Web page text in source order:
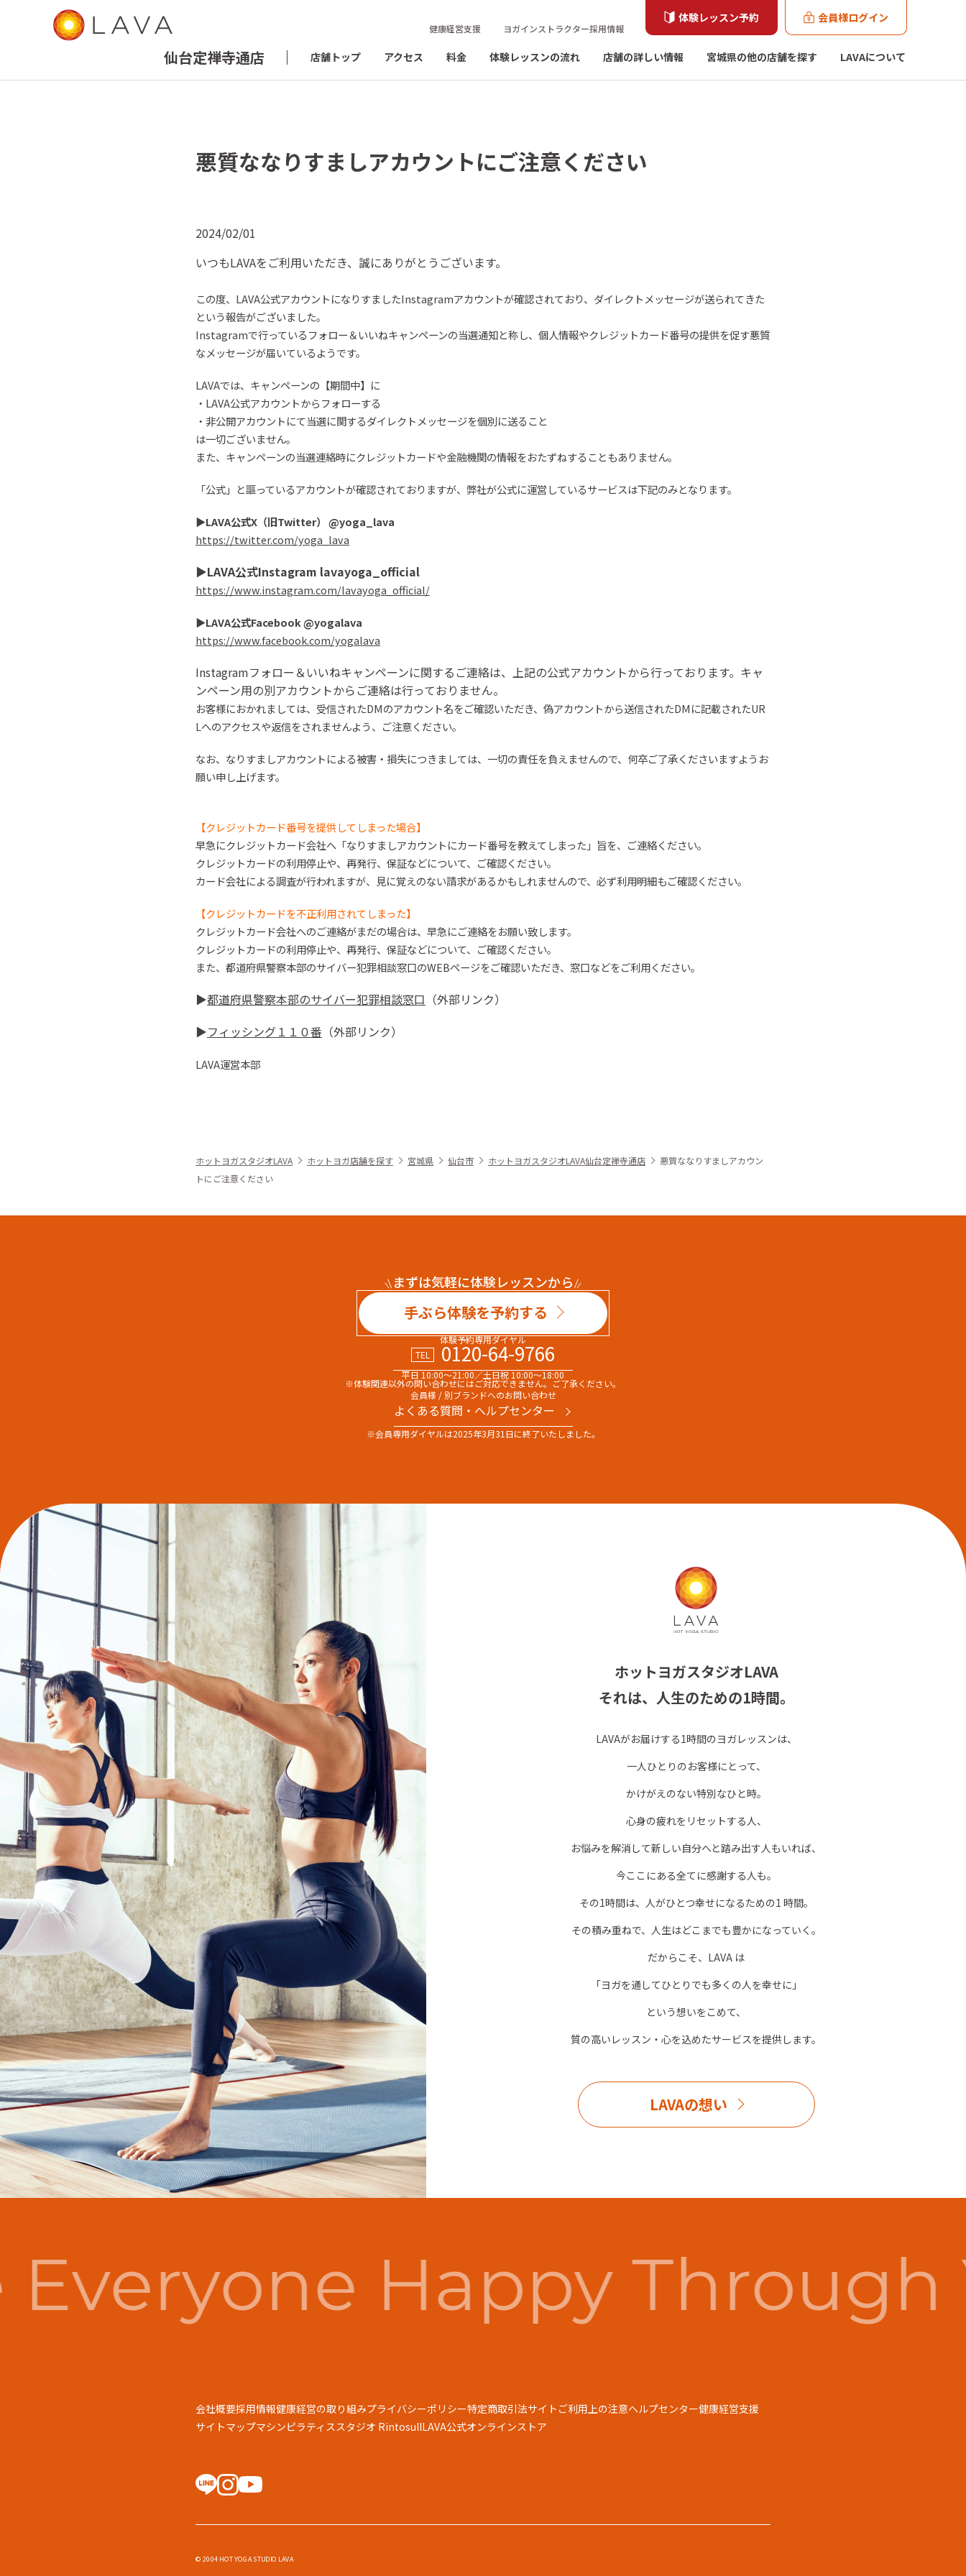
健康経営支援 ヨガインストラクター採用情報
体験レッスン予約 会員様ログイン
仙台定禅寺通店 店舗トップ アクセス 料金 体験レッスンの流れ 店舗の詳しい情報 宮城県の他の店舗を探す LAVAについて
悪質ななりすましアカウントにご注意ください
2024/02/01
いつもLAVAをご利用いただき、誠にありがとうございます。
この度、 LAVA公式アカウントになりすましたInstagramアカウントが確認されており、ダイレクトメッセージが送られてきた
という報告がございました。
Instagramで行っているフォロー＆いいねキャンペーンの当選通知と称し、個人情報やクレジットカード番号の提供を促す悪質
なメッセージが届いているようです。
LAVAでは、キャンペーンの【期間中】に
・LAVA公式アカウントからフォローする
・ 非公開アカウントにて当選に関するダイレクトメッセージを個別に送ること
は一切ございません。
また、 キャンペーンの当選連絡時にクレジットカードや金融機関の情報をおたずねすることもありません。
「公式」と謳っているアカウントが確認されておりますが、 弊社が公式に運営しているサービスは下記のみとなります。
▶︎LAVA公式X（旧Twitter） @yoga_lava
https://twitter.com/yoga_lava
▶︎LAVA公式Instagram lavayoga_official
https://www.instagram.com/lavayoga_official/
▶︎LAVA公式Facebook@yogalava
https://www.facebook.com/yogalava
Instagramフォロー＆いいねキャンペーンに関するご連絡は、上記の公式アカウントから行っております。キャ
ンペーン用の別アカウントからご連絡は行っておりません。
お客様におかれましては、受信されたDMのアカウント名をご確認いただき、偽アカウントから送信されたDMに記載されたUR
Lへのアクセスや返信をされませんよう、ご注意ください。
なお、なりすましアカウントによる被害・損失につきましては、一切の責任を負えませんので、 何卒ご了承くださいますようお
願い申し上げます。
【クレジットカード番号を提供してしまった場合】
早急にクレジットカード会社へ「なりすましアカウントにカード番号を教えてしまった」旨を、ご連絡ください。
クレジットカードの利用停止や、再発行、保証などについて、ご確認ください。
カード会社による調査が行われますが、見に覚えのない請求があるかもしれませんので、必ず利用明細もご確認ください。
【クレジットカードを不正利用されてしまった】
クレジットカード会社へのご連絡がまだの場合は、早急にご連絡をお願い致します。
クレジットカードの利用停止や、再発行、保証などについて、ご確認ください。
また、都道府県警察本部のサイバー犯罪相談窓口のWEBページをご確認いただき、窓口などをご利用ください。
▶︎都道府県警察本部のサイバー犯罪相談窓口 （外部リンク）
▶︎フィッシング１１０番 （外部リンク）
LAVA運営本部
ホットヨガスタジオLAVA ホットヨガ店舗を探す 宮城県 仙台市 ホットヨガスタジオLAVA仙台定禅寺通店
悪質ななりすましアカウン
トにご注意ください
まずは気軽に体験レッスンから
手ぶら体験を予約する
体験予約専用ダイヤル
TEL
0120-64-9766
平日 10:00～21:00／土日祝 10:00～18:00
※体験関連以外の問い合わせにはご対応できません。ご了承ください。
会員様 / 別ブランドへのお問い合わせ
よくある質問・へルプセンター
※会員専用ダイヤルは2025年3月31日に終了いたしました。
ホットヨガスタジオLAVA
それは、人生のための1時間。
LAVAがお届けする1時間のヨガレッスンは、
一人ひとりのお客様にとって、
かけがえのない特別なひと時。
心身の疲れをリセットする人、
お悩みを解消して新しい自分へと踏み出す人もいれば、
今ここにある全てに感謝する人も。
その1時間は、人がひとつ幸せになるための1 時間。
その積み重ねで、人生はどこまでも豊かになっていく。
だからこそ、LAVA は
「ヨガを通してひとりでも多くの人を幸せに」
という想いをこめて、
質の高いレッスン・心を込めたサービスを提供します。
LAVAの想い
Happy Through
会社概要採用情報健康経営の取り組みプライバシーポリシー特定商取引法サイトご利用上の注意ヘルプセンター健康経営支援
サイトマップマシンピラティススタジオ RintosullLAVA公式オンラインストア
© 2004 HOT YOGA STUDIO LAVA